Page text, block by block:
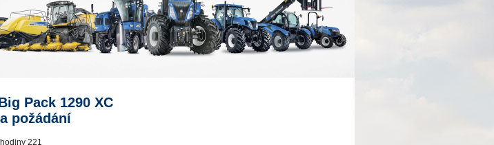
Pack 1290 XC
požádání
221